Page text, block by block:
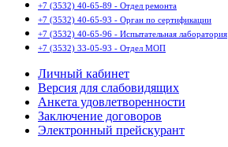
+7 (3532) 40-65-89 - Отдел ремонта
+7 (3532) 40-65-93 - Орган по сертификации
+7 (3532) 40-65-96 - Испытательная лаборатория
+7 (3532) 33-05-93 - Отдел МОП
Личный кабинет
Версия для слабовидящих
Анкета удовлетворенности
Заключение договоров
Электронный прейскурант